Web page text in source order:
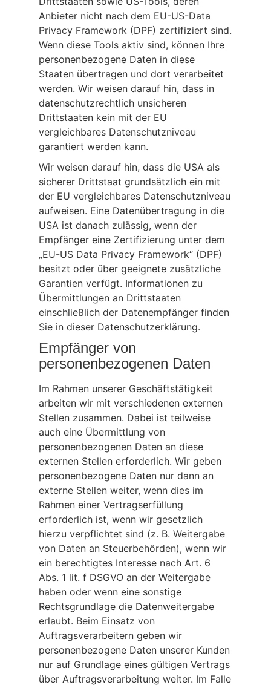
Anbieter nicht nach dem EU-US-Data
Privacy Framework (DPF) zertifiziert sind.
Wenn diese Tools aktiv sind, können Ihre
personenbezogene Daten in diese
Staaten übertragen und dort verarbeitet
werden. Wir weisen darauf hin, dass in
datenschutzrechtlich unsicheren
Drittstaaten kein mit der EU
vergleichbares Datenschutzniveau
garantiert werden kann.
Wir weisen darauf hin, dass die USA als
sicherer Drittstaat grundsätzlich ein mit
der EU vergleichbares Datenschutzniveau
aufweisen. Eine Datenübertragung in die
USA ist danach zulässig, wenn der
Empfänger eine Zertifizierung unter dem
„EU-US Data Privacy Framework“ (DPF)
besitzt oder über geeignete zusätzliche
Garantien verfügt. Informationen zu
Übermittlungen an Drittstaaten
einschließlich der Datenempfänger finden
Sie in dieser Datenschutzerklärung.
Empfänger von
personenbezogenen Daten
Im Rahmen unserer Geschäftstätigkeit
arbeiten wir mit verschiedenen externen
Stellen zusammen. Dabei ist teilweise
auch eine Übermittlung von
personenbezogenen Daten an diese
externen Stellen erforderlich. Wir geben
personenbezogene Daten nur dann an
externe Stellen weiter, wenn dies im
Rahmen einer Vertragserfüllung
erforderlich ist, wenn wir gesetzlich
hierzu verpflichtet sind (z. B. Weitergabe
von Daten an Steuerbehörden), wenn wir
ein berechtigtes Interesse nach Art. 6
Abs. 1 lit. f DSGVO an der Weitergabe
haben oder wenn eine sonstige
Rechtsgrundlage die Datenweitergabe
erlaubt. Beim Einsatz von
Auftragsverarbeitern geben wir
personenbezogene Daten unserer Kunden
nur auf Grundlage eines gültigen Vertrags
über Auftragsverarbeitung weiter. Im Falle